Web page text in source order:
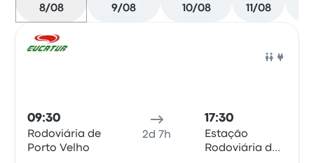
8/08
9/08
10/08
11/08
09:30
Rodoviária de
Porto Velho
2d 7h
17:30
Estação
Rodoviária de